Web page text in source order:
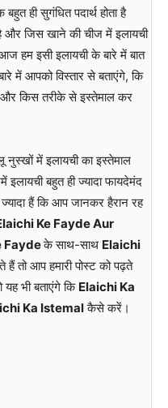
ही सुगंधित पदार्थ होता है
और जिस खाने की चीज में इलायची
हम इसी इलायची के बारे में बात
में आपको विस्तार से बताएंगे, कि
किस तरीके से इस्तेमाल कर
नुस्खों में इलायची का इस्तेमाल
इलायची बहुत ही ज्यादा फायदेमंद
हैं कि आप जानकर हैरान रह
Ke Fayde Aur
Faydeके साथ-साथ Elaichi
तो आप हमारी पोस्ट को पढ़ते
भी बताएंगे कि Elaichi Ka
Ka Istemalकैसे करें।